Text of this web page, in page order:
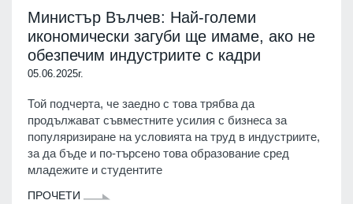
Министър Вълчев: Най-големи
икономически загуби ще имаме, ако не
обезпечим индустриите с кадри
05.06.2025г.
Той подчерта, че заедно с това трябва да
продължават съвместните усилия с бизнеса за
популяризиране на условията на труд в индустриите,
за да бъде и по-търсено това образование сред
младежите и студентите
ПРОЧЕТИ